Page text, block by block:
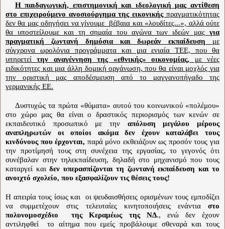
Η παιδαγωγική, επιστημονική και ιδεολογική μας αντίθεση
στο επιχειρούμενο ανοσιούργημα της εικονικής πραγματικότητας
δεν θα μας οδηγήσει να γίνουμε βέβαια και «λουδίτες...», αλλά ούτε
θα υποστείλουμε και τη σημαία του αγώνα των ιδεών μας για
πραγματική ζωντανή δημόσια και δωρεάν εκπαίδευση με
σύγχρονα ωρολόγια προγράμματα και μια ενιαία ΤΕΕ, που θα
υπηρετείτην αναγέννηση της «εθνικής» οικονομίας, με νέες
ειδικότητες και μια άλλη δομική οργάνωση, που θα είναι μοχλός για
την οριστική μας αποδέσμευση από το μαγγανοπήγαδο της
γερμανικής ΕΕ.
Δυστυχώς τα πρώτα «θύματα» αυτού του κοινωνικού «πολέμου»
στο χώρο μας θα είναι ο δραστικός περιορισμός των κενών σε
εκπαιδευτικό προσωπικό με την απόλυση μεγάλου μέρους
αναπληρωτών
οι οποίοι ακόμα δεν έχουν καταλάβει τους
κινδύνους που έρχονται, παρά μόνο εκθειάζουν ως προσόν τους για
την προτίμησή τους στη συνέχεια της εργασίας, το γεγονός ότι
συνέβαλαν στην τηλεκπαίδευση, δηλαδή στο μηχανισμό που τους
καταργεί και δεν υπερασπίζονται τη ζωντανή εκπαίδευση και το
ανοιχτό σχολείο, που εξασφαλίζουν τις θέσεις τους!
Η απειρία τους ίσως και
οι ψευδαισθήσεις ορισμένων τους εμποδίζει
να συμμετέχουν στις τελευταίες κινητοποιήσεις ενάντια στο
πολυνομοσχέδιο
της Κεραμέως της ΝΔ., ενώ δεν έχουν
αντιληφθεί
το αίτημα που εμείς προβάλουμε σθεναρά και τους